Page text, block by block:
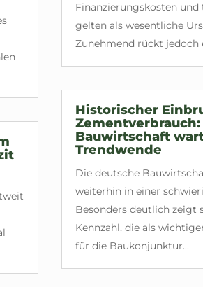
Finanzierungskosten
gelten als wesentliche
Zunehmend rückt jedoch
Historischer
Zementverbrauch:
Bauwirtschaft
Trendwende
Die deutsche
weiterhin in einer
Besonders deutlich zeigt
Kennzahl, die als
für die Baukonjunktur...